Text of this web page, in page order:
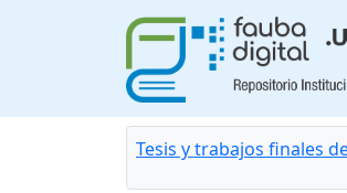
Tesis y trabajos finales